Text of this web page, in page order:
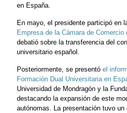
en España.
En mayo, el presidente participó en
Empresa de la Cámara de Comercio
debatió sobre la transferencia del
universitario español.
Posteriormente, se presentó el
Formación Dual Universitaria en
Universidad de Mondragón y la
destacando la expansión de este
autónomas. La presentación tuvo